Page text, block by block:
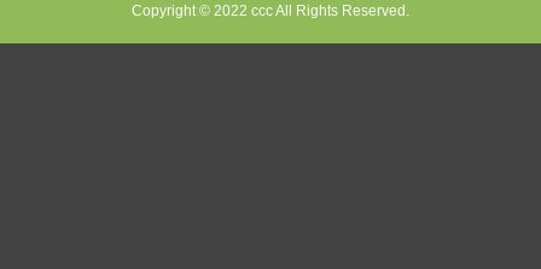
Copyright © 2022 ccc All Rights Reserved.